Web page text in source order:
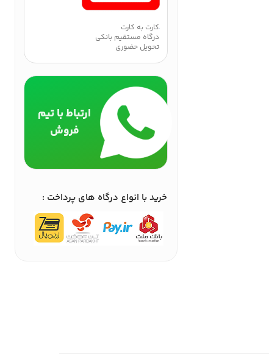
کارت به کارت
درگاه مستقیم بانکی
تحویل حضوری
ارتباط با تیم
فروش
خرید با انواع درگاه های پرداخت :